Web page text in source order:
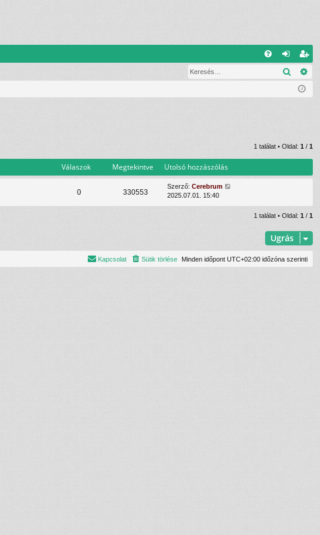
el eg
is
ió
1 találat • Oldal: 1 / 1
Válaszok Megtekintve Utolsó hozzászólás
0 330553
Szerző: Cerebrum
2025.07.01. 15:40
1 találat • Oldal: 1 / 1
Ugrás
Minden időpont UTC+02:00 időzóna szerinti
Sütik törlése
Kapcsolat